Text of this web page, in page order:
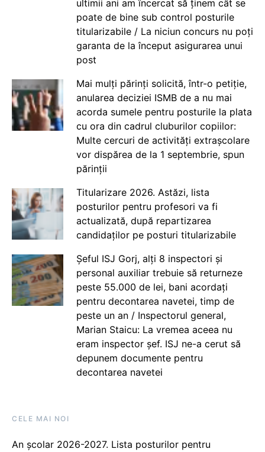
ultimii ani am încercat să ținem cât se
poate de bine sub control posturile
titularizabile / La niciun concurs nu poți
garanta de la început asigurarea unui
post
Mai mulți părinți solicită, într-o petiție,
anularea deciziei ISMB de a nu mai
acorda sumele pentru posturile la plata
cu ora din cadrul cluburilor copiilor:
Multe cercuri de activități extrașcolare
vor dispărea de la 1 septembrie, spun
părinții
Titularizare 2026. Astăzi, lista
posturilor pentru profesori va fi
actualizată, după repartizarea
candidaților pe posturi titularizabile
Șeful ISJ Gorj, alți 8 inspectori și
personal auxiliar trebuie să returneze
peste 55.000 de lei, bani acordați
pentru decontarea navetei, timp de
peste un an / Inspectorul general,
Marian Staicu: La vremea aceea nu
eram inspector șef. ISJ ne-a cerut să
depunem documente pentru
decontarea navetei
CELE MAI NOI
An școlar 2026-2027. Lista posturilor pentru